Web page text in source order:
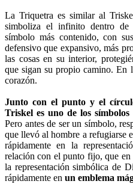
La Triquetra es similar al
simboliza el infinito dentro
símbolo más contenido, con
defensivo que expansivo, más
las cosas en su interior,
que sigan su propio camino. En
corazón.
Junto con el punto y el
Triskel es uno de los
Pero antes de ser un símbolo,
que llevó al hombre a refugiarse
rápidamente en la
relación con el punto fijo, que
la representación simbólica de
rápidamente en un emblema